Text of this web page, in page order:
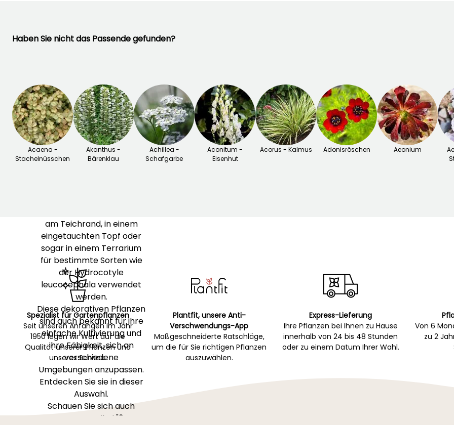
hervorragende
bildet.
DerWassernabel, auch als
Wasserhahnenfuß
bekannt, ist eine
aquatische Staude oder
Pflanze für feuchte
Uferbereiche, die in voller
am Teichrand, in einem
eingetauchten Topf oder
sogar in einem Terrarium
für bestimmte Sorten wie
der Hydrocotyle
leucocephala verwendet
werden.
Diese dekorativen Pflanzen
sind auch bekannt für ihre
einfache Kultivierung und
ihre Fähigkeit, sich an
verschiedene
Umgebungen anzupassen.
Entdecken Sie sie in dieser
Auswahl.
Schauen Sie sich auch
unsere Artikel "8
Haben Sie nicht das Passende gefunden?
Acaena -
Stachelnüsschen
Akanthus -
Bärenklau
Achillea -
Schafgarbe
Aconitum -
Eisenhut
Acorus - Kalmus Adonisröschen Aeonium
Spezialist für Gartenpflanzen
Seit unseren Anfängen im Jahr
1950 legen wir Wert auf die
Qualität unserer Pflanzen und
unseres Service.
Plantfit, unsere Anti-
Verschwendungs-App
Maßgeschneiderte Ratschläge,
um die für Sie richtigen Pflanzen
auszuwählen.
Express-Lieferung
Ihre Pflanzen bei Ihnen zu Hause
innerhalb von 24 bis 48 Stunden
oder zu einem Datum Ihrer Wahl.
Von 6
zu 2